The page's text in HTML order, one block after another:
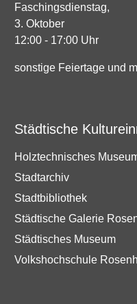
Faschingsdienstag,
3. Oktober
12:00 - 17:00 Uhr
sonstige Feiertage und
Städtische
Holztechnisches
Stadtarchiv
Stadtbibliothek
Städtische Galerie
Städtisches Museum
Volkshochschule